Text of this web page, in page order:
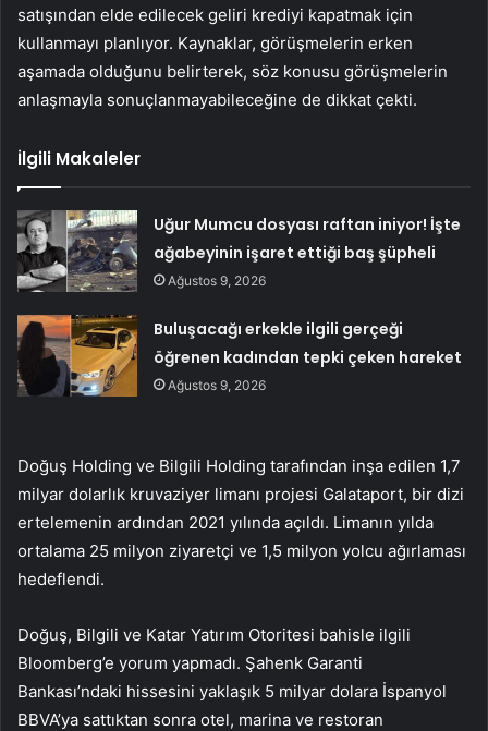
satışından elde edilecek geliri krediyi kapatmak için
kullanmayı planlıyor. Kaynaklar, görüşmelerin erken
aşamada olduğunu belirterek, söz konusu görüşmelerin
anlaşmayla sonuçlanmayabileceğine de dikkat çekti.
İlgili Makaleler
Uğur Mumcu dosyası raftan iniyor! İşte
ağabeyinin işaret ettiği baş şüpheli
Ağustos 9, 2026
Buluşacağı erkekle ilgili gerçeği
öğrenen kadından tepki çeken hareket
Ağustos 9, 2026
Doğuş Holding ve Bilgili Holding tarafından inşa edilen 1,7
milyar dolarlık kruvaziyer limanı projesi Galataport, bir dizi
ertelemenin ardından 2021 yılında açıldı. Limanın yılda
ortalama 25 milyon ziyaretçi ve 1,5 milyon yolcu ağırlaması
hedeflendi.
Doğuş, Bilgili ve Katar Yatırım Otoritesi bahisle ilgili
Bloomberg’e yorum yapmadı. Şahenk Garanti
Bankası’ndaki hissesini yaklaşık 5 milyar dolara İspanyol
BBVA’ya sattıktan sonra otel, marina ve restoran